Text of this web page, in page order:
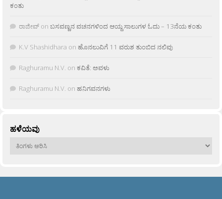
ಕಂತು
ರಾಜೀವ್ on ಬಸವಣ್ಣನ ವಚನಗಳಿಂದ ಆಯ್ದ ಸಾಲುಗಳ ಓದು – 13ನೆಯ ಕಂತು
K.V Shashidhara on ಹೊನಲುವಿಗೆ 11 ವರುಶ ತುಂಬಿದ ನಲಿವು
Raghuramu N.V. on ಕವಿತೆ: ಅವಳು
Raghuramu N.V. on ಹನಿಗವನಗಳು
ಹಳೆಯವು
ಹಳೆಯವು